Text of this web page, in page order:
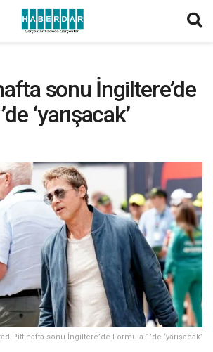
sonu İngiltere’de
‘yarışacak’
Pitt hafta sonu İngiltere’de Formula 1’de ‘yarışacak’